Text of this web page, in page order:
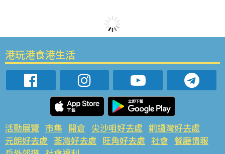
港玩港食港生活
活動展覽 市集 開倉 尖沙咀好去處 銅鑼灣好去處
元朗好去處 荃灣好去處 旺角好去處 社會 餐廳情報